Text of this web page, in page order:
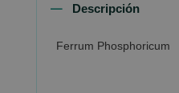
Descripción
Ferrum Phosphoricum